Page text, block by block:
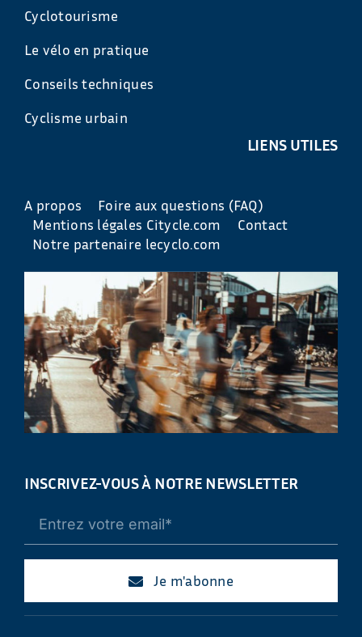
Cyclotourisme
Le vélo en pratique
Conseils techniques
Cyclisme urbain
LIENS UTILES
A propos
Foire aux questions (FAQ)
Mentions légales Citycle.com
Contact
Notre partenaire lecyclo.com
INSCRIVEZ-VOUS À NOTRE NEWSLETTER
Je m'abonne